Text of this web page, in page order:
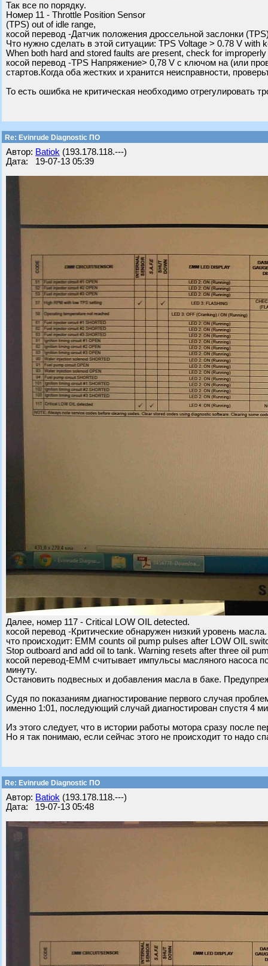
Так все по порядку.
Номер 11 - Throttle Position Sensor
(TPS) out of idle range,
косой перевод -Датчик положения дроссельной заслонки
Что нужно сделать в этой ситуации: TPS Voltage > 0.78 V
When both hard and stored faults are present, check for
косой перевод -TPS Напряжение> 0,78 V с ключом на (или
стартов.Когда оба жестких и хранится неисправности,
То есть ошибка не критическая необходимо отрегулировать
Re: Evinrude Diagnostic ПО
Автор: Batiok (193.178.118.---)
Дата: 19-07-13 05:39
Далее, номер 117 - Critical LOW OIL detected.
косой перевод -Критические обнаружен низкий уровень масла.
что происходит: EMM counts oil pump pulses after LOW OIL
Stop outboard and add oil to tank. Warning resets after three oil
косой перевод-EMM считывает импульсы масляного насоса
минуту.
Остановить подвесных и добавления масла в баке.
Судя по показаниям диагностирование первого случая
именно 1:01, последующий случай диагностирован спустя 4
Из этого следует, что в истории работы мотора сразу после
Но я так понимаю, если сейчас этого не происходит то надо
Re: Evinrude Diagnostic ПО
Автор: Batiok (193.178.118.---)
Дата: 19-07-13 05:48